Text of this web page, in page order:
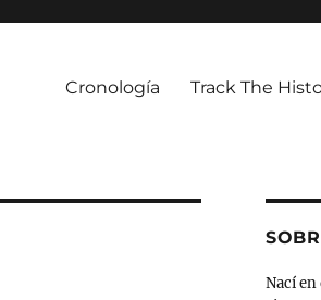
Cronología Track The
Nací en